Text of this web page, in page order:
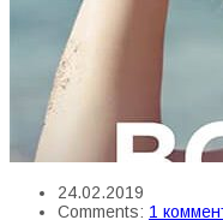
24.02.2019
Comments: 1